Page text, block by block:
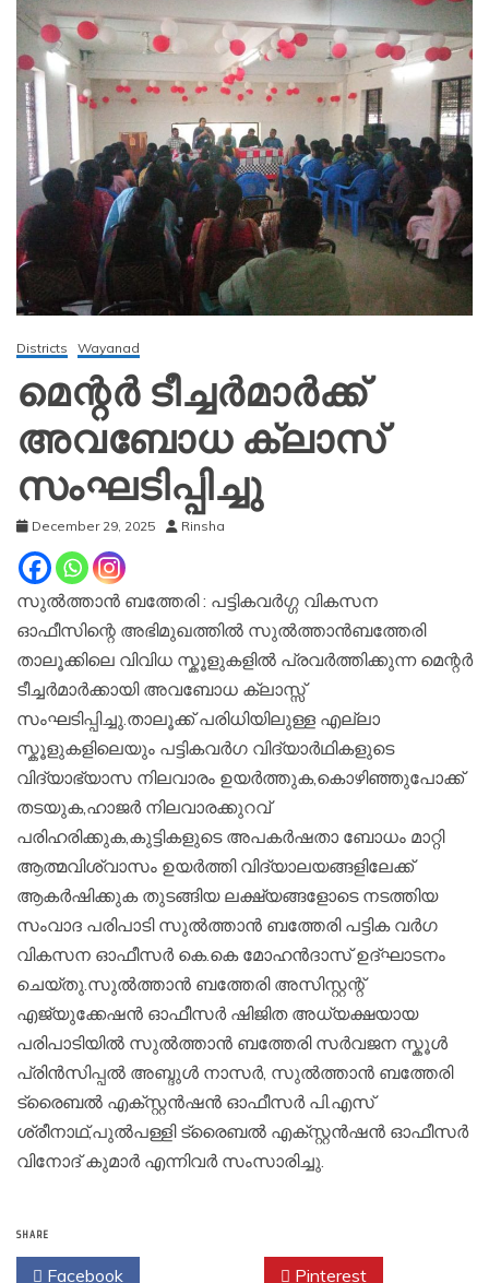
Districts Wayanad
മെന്റർ ടീച്ചർമാർക്ക്
അവബോധ ക്ലാസ്
സംഘടിപ്പിച്ചു
December 29, 2025 Rinsha
സുൽത്താൻ ബത്തേരി : പട്ടികവർഗ്ഗ വികസന
ഓഫീസിന്റെ അഭിമുഖത്തിൽ സുൽത്താൻബത്തേരി
താലൂക്കിലെ വിവിധ സ്കൂളുകളിൽ പ്രവർത്തിക്കുന്ന മെന്റർ
ടീച്ചർമാർക്കായി അവബോധ ക്ലാസ്സ്
സംഘടിപ്പിച്ചു.താലൂക്ക് പരിധിയിലുള്ള എല്ലാ
സ്കൂളുകളിലെയും പട്ടികവർഗ വിദ്യാർഥികളുടെ
വിദ്യാഭ്യാസ നിലവാരം ഉയർത്തുക,കൊഴിഞ്ഞുപോക്ക്
തടയുക,ഹാജർ നിലവാരക്കുറവ്
പരിഹരിക്കുക,കുട്ടികളുടെ അപകർഷതാ ബോധം മാറ്റി
ആത്മവിശ്വാസം ഉയർത്തി വിദ്യാലയങ്ങളിലേക്ക്
ആകർഷിക്കുക തുടങ്ങിയ ലക്ഷ്യങ്ങളോടെ നടത്തിയ
സംവാദ പരിപാടി സുൽത്താൻ ബത്തേരി പട്ടിക വർഗ
വികസന ഓഫീസർ കെ.കെ മോഹൻദാസ് ഉദ്ഘാടനം
ചെയ്തു.സുൽത്താൻ ബത്തേരി അസിസ്റ്റന്റ്
എജ്യുക്കേഷൻ ഓഫീസർ ഷിജിത അധ്യക്ഷയായ
പരിപാടിയിൽ സുൽത്താൻ ബത്തേരി സർവജന സ്കൂൾ
പ്രിൻസിപ്പൽ അബ്ദുൾ നാസർ, സുൽത്താൻ ബത്തേരി
ട്രൈബൽ എക്സ്റ്റൻഷൻ ഓഫീസർ പി.എസ്
ശ്രീനാഥ്,പുൽപള്ളി ട്രൈബൽ എക്സ്റ്റൻഷൻ ഓഫീസർ
വിനോദ് കുമാർ എന്നിവർ സംസാരിച്ചു.
SHARE
Facebook Pinterest